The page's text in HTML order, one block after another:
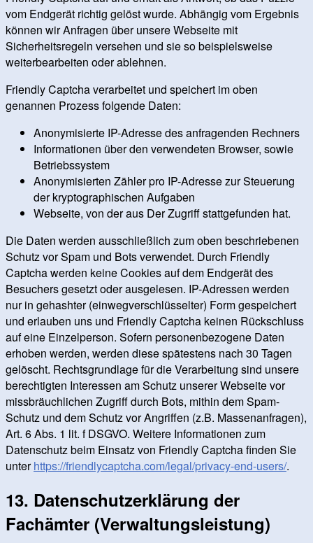
vom Endgerät richtig gelöst wurde. Abhängig vom Ergebnis
können wir Anfragen über unsere Webseite mit
Sicherheitsregeln versehen und sie so beispielsweise
weiterbearbeiten oder ablehnen.
Friendly Captcha verarbeitet und speichert im oben
genannen Prozess folgende Daten:
Anonymisierte IP-Adresse des anfragenden Rechners
Informationen über den verwendeten Browser, sowie
Betriebssystem
Anonymisierten Zähler pro IP-Adresse zur Steuerung
der kryptographischen Aufgaben
Webseite, von der aus Der Zugriff stattgefunden hat.
Die Daten werden ausschließlich zum oben beschriebenen
Schutz vor Spam und Bots verwendet. Durch Friendly
Captcha werden keine Cookies auf dem Endgerät des
Besuchers gesetzt oder ausgelesen. IP-Adressen werden
nur in gehashter (einwegverschlüsselter) Form gespeichert
und erlauben uns und Friendly Captcha keinen Rückschluss
auf eine Einzelperson. Sofern personenbezogene Daten
erhoben werden, werden diese spätestens nach 30 Tagen
gelöscht. Rechtsgrundlage für die Verarbeitung sind unsere
berechtigten Interessen am Schutz unserer Webseite vor
missbräuchlichen Zugriff durch Bots, mithin dem Spam-
Schutz und dem Schutz vor Angriffen (z.B. Massenanfragen),
Art. 6 Abs. 1 lit. f DSGVO. Weitere Informationen zum
Datenschutz beim Einsatz von Friendly Captcha finden Sie
unterhttps://friendlycaptcha.com/legal/privacy-end-users/.
13. Datenschutzerklärung der
Fachämter (Verwaltungsleistung)